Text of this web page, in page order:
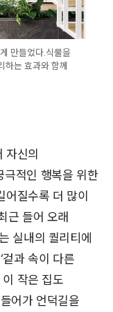
만들었다.식물을
하는 효과와 함께
자신의
극적인 행복을 위한
어질수록 더 많이
근 들어 오래
실내의 퀄리티에
과 속이 다른
작은 집도
어가 언덕길을